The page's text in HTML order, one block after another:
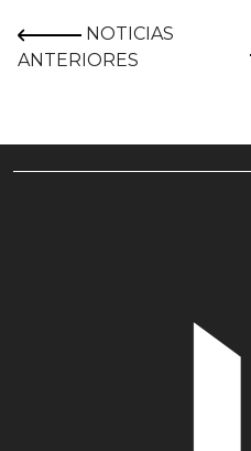
NOTICIAS
ANTERIORES